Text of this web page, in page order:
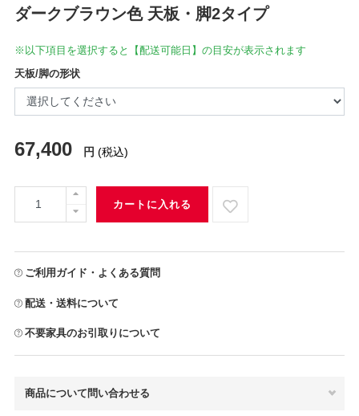
ダークブラウン色 天板・脚2タイプ
※以下項目を選択すると【配送可能日】の目安が表示されます
天板/脚の形状
67,400 円 (税込)
カートに入れる
ご利用ガイド・よくある質問
配送・送料について
不要家具のお引取りについて
商品について問い合わせる